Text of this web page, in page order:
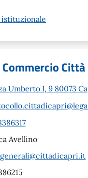
istituzionale
Città
Umberto I, 9 80073
Avellino